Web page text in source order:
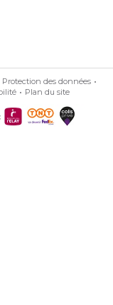
Protection des données
Plan du site